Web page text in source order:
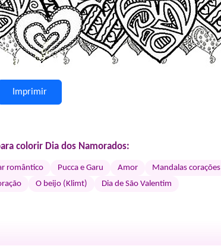
Imprimir
colorir Dia dos Namorados:
romântico Pucca e Garu Amor Mandalas corações
O beijo (Klimt) Dia de São Valentim